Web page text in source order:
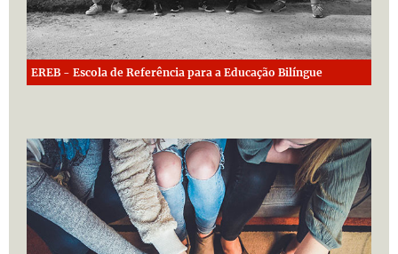
EREB - Escola de Referência para a Educação Bilíngue